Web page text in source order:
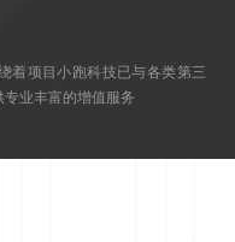
着项目小跑科技已与各类第三
业丰富的增值服务